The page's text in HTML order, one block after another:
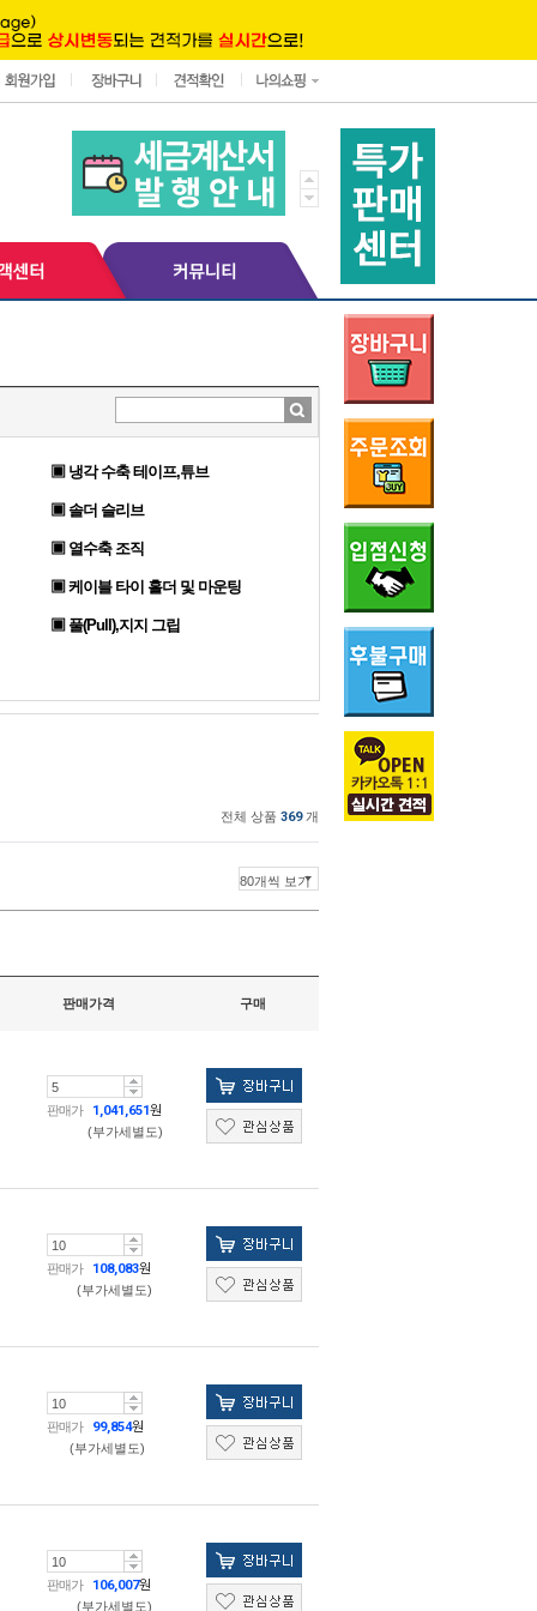
▣ 냉각 수축 테이프,튜브
▣ 솔더 슬리브
▣ 열수축 조직
▣ 케이블 타이 홀더 및 마운팅
▣ 풀(Pull),지지 그립
전체 상품 369개
판매가격 구매
판매가 1,041,651원
(부가세별도)
판매가 108,083원
(부가세별도)
판매가 99,854원
(부가세별도)
판매가 106,007원
(부가세별도)